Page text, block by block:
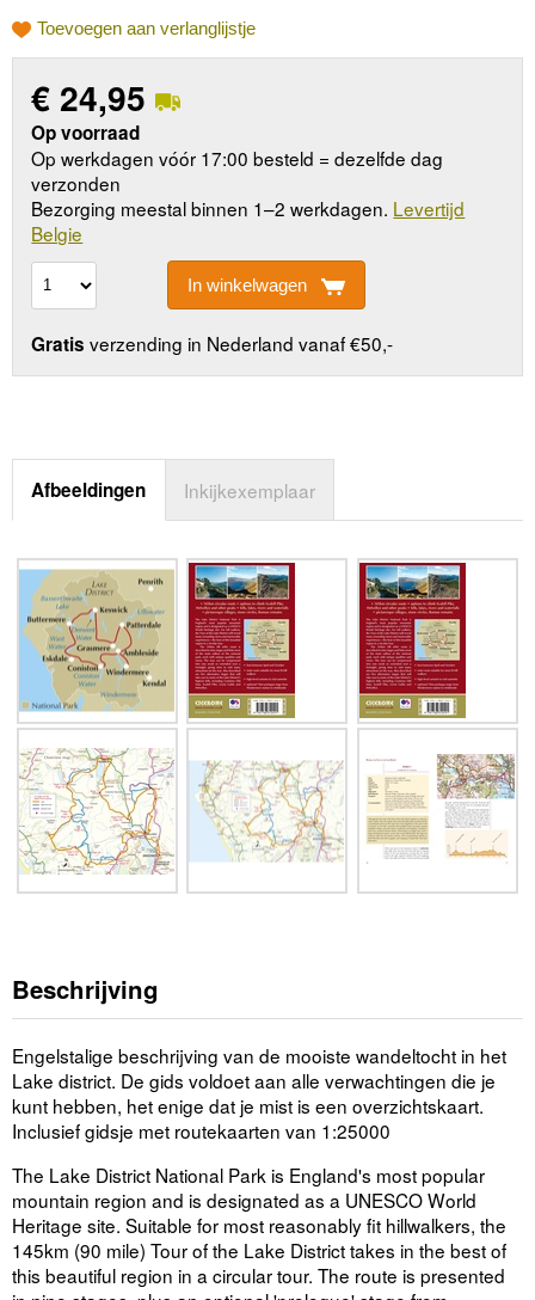
Toevoegen aan verlanglijstje
€ 24,95
Op voorraad
Op werkdagen vóór 17:00 besteld = dezelfde dag
verzonden
Bezorging meestal binnen 1–2 werkdagen. Levertijd
Belgie
In winkelwagen
Gratis verzending in Nederland vanaf €50,-
Afbeeldingen Inkijkexemplaar
Beschrijving
Engelstalige beschrijving van de mooiste wandeltocht in het
Lake district. De gids voldoet aan alle verwachtingen die je
kunt hebben, het enige dat je mist is een overzichtskaart.
Inclusief gidsje met routekaarten van 1:25000
The Lake District National Park is England's most popular
mountain region and is designated as a UNESCO World
Heritage site. Suitable for most reasonably fit hillwalkers, the
145km (90 mile) Tour of the Lake District takes in the best of
this beautiful region in a circular tour. The route is presented